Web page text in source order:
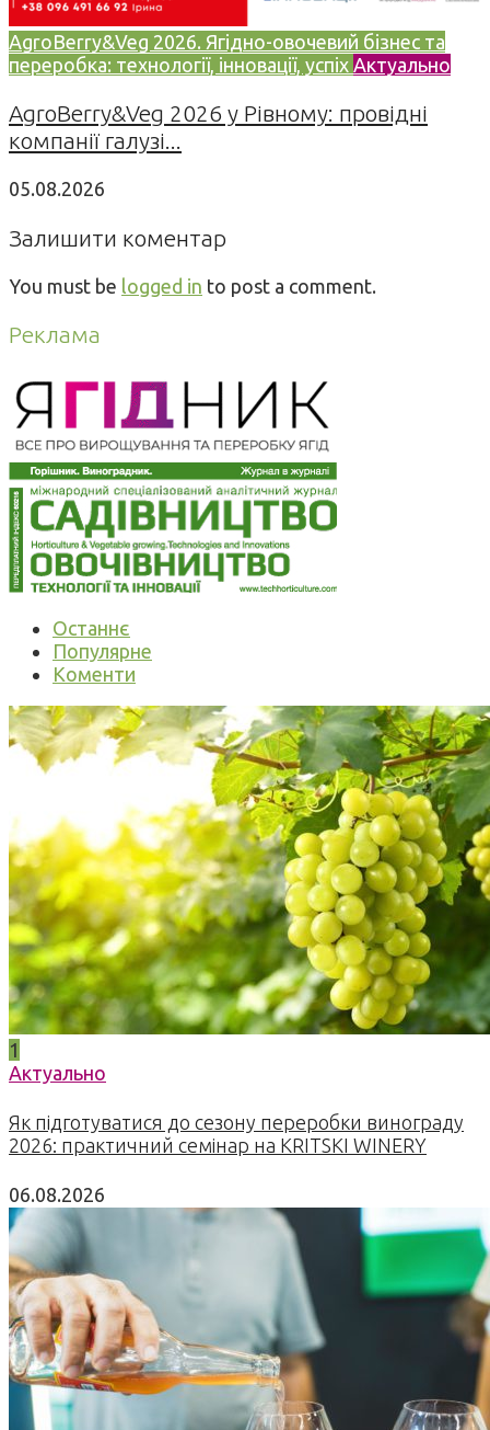
AgroBerry&Veg 2026. Ягідно-овочевий бізнес та
переробка: технології, інновації, успіх Актуально
AgroBerry&Veg 2026 у Рівному: провідні
компанії галузі...
05.08.2026
Залишити коментар
You must be logged in to post a comment.
Реклама
Останнє
Популярне
Коменти
1
Актуально
Як підготуватися до сезону переробки винограду
2026: практичний семінар на KRITSKI WINERY
06.08.2026